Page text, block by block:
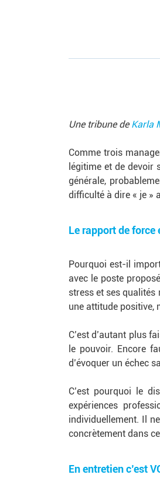
Une tribune de Karla
Comme trois
légitime et de devoir
générale,
difficulté à dire « je »
Le rapport de
Pourquoi est-il
avec le poste
stress et ses qualités
une attitude positive,
C’est d’autant plus
le pouvoir. Encore
d’évoquer un échec
C’est pourquoi le
expériences
individuellement. Il
concrètement dans
En entretien c’est